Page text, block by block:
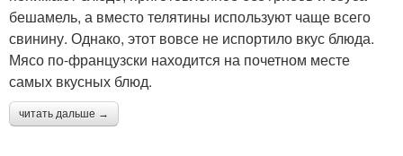
бешамель, а вместо телятины используют чаще всего
свинину. Однако, этот вовсе не испортило вкус блюда.
Мясо по-французски находится на почетном месте
самых вкусных блюд.
читать дальше →